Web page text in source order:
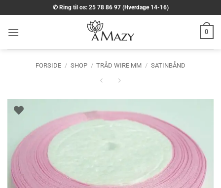
til
indhold
✆ Ring til os: 25 78 86 97 (Hverdage 14-16)
0
FORSIDE / SHOP / TRÅD WIRE MM / SATINBÅND